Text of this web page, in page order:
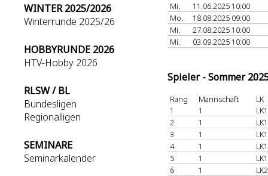
WINTER 2025/2026
Winterrunde 2025/26
HOBBYRUNDE 2026
HTV-Hobby 2026
RLSW / BL
Bundesligen
Regionalligen
SEMINARE
Seminarkalender
Mi.
11.06.2025 10:00
Mo.
18.08.2025 09:00
Mi.
27.08.2025 10:00
Mi.
03.09.2025 10:00
Spieler - Sommer
Rang Mannschaft
LK
1
1
2
1
3
1
4
1
5
1
6
1